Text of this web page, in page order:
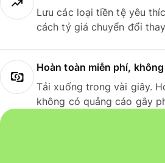
Lưu các loại tiền tệ yêu
cách tỷ giá chuyển đổi
Hoàn toàn miễn phí,
Tải xuống trong vài giây.
không có quảng cáo gây